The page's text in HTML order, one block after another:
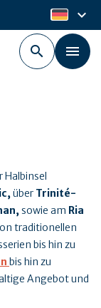
de
keyboard_arrow_down
Halbinsel
über Trinité-
sowie am Ria
traditionellen
bis hin zu
bis hin zu
Angebot und